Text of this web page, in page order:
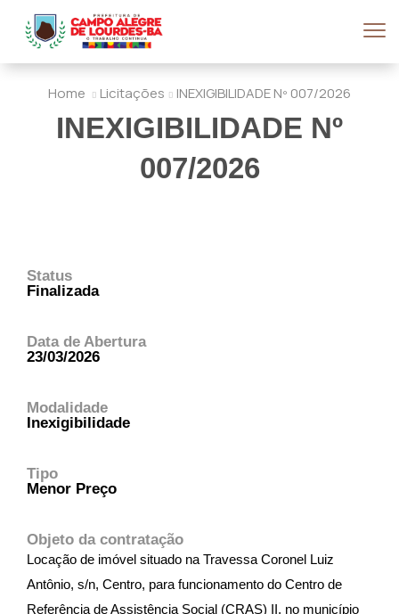
Home Licitações INEXIGIBILIDADE Nº 007/2026
INEXIGIBILIDADE Nº
007/2026
Status
Finalizada
Data de Abertura
23/03/2026
Modalidade
Inexigibilidade
Tipo
Menor Preço
Objeto da contratação
Locação de imóvel situado na Travessa Coronel Luiz
Antônio, s/n, Centro, para funcionamento do Centro de
Referência de Assistência Social (CRAS) II, no município